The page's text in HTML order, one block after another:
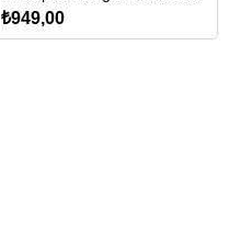
(Siyah)
₺949,00